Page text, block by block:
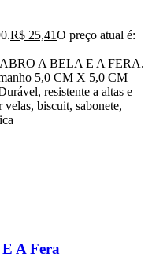
R$ 25,41O preço atual é:
A BELA E A FERA.
5,0 CM X 5,0 CM
resistente a altas e
biscuit, sabonete,
A Fera